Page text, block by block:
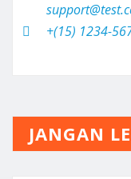
+(15) 1234-
JANGAN